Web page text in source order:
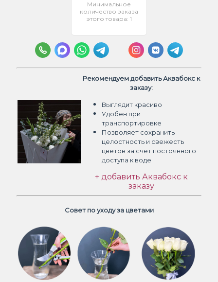
Минимальное
количество заказа
этого товара: 1
Рекомендуем добавить Аквабокс к
заказу:
Выглядит красиво
Удобен при
транспортировке
Позволяет сохранить
целостность и свежесть
цветов за счет постоянного
доступа к воде
+ добавить Аквабокс к
заказу
Совет по уходу за цветами